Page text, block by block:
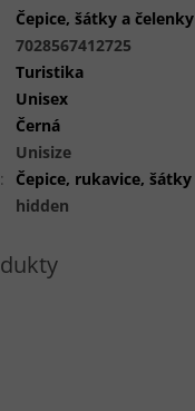
Čepice, šátky a čelenky
7028567412725
Turistika
Unisex
Černá
Unisize
:
Čepice, rukavice, šátky
hidden